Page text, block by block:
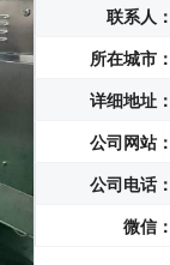
联系人
所在城市
详细地址
公司网站
公司电话
微信